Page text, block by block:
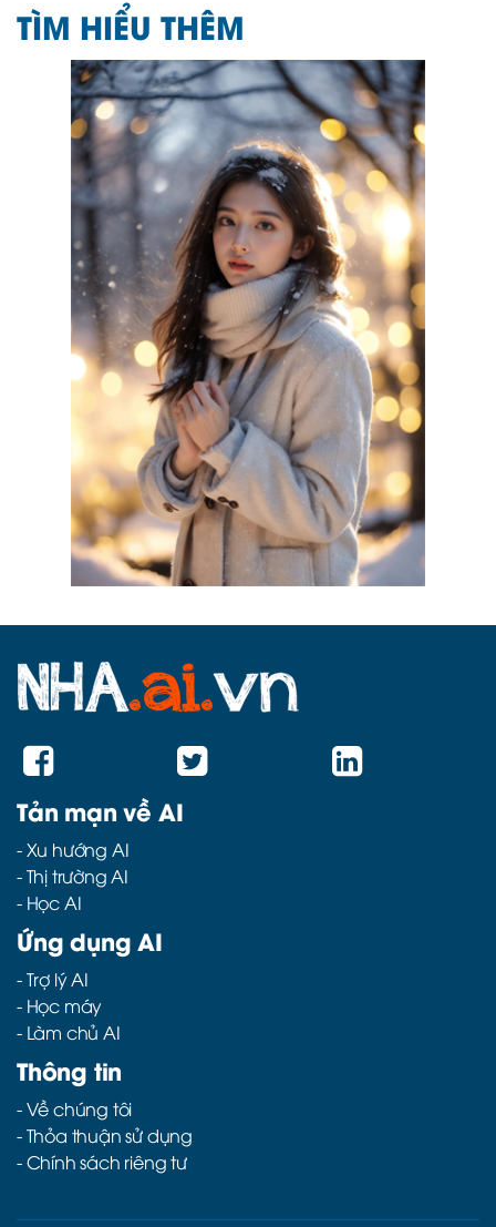
TÌM HIỂU THÊM
Tản mạn về AI
-Xu hướng AI
-Thị trường AI
- Học AI
Ứng dụng AI
-Trợ lý AI
- Học máy
- Làm chủ AI
Thông tin
- Về chúng tôi
- Thỏa thuận sử dụng
- Chính sách riêng tư